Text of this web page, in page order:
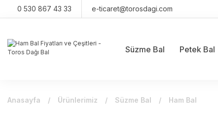
0 530 867 43 33 e-ticaret@torosdagi.com
Süzme Bal Petek Bal
Anasayfa Ürünlerimiz Süzme Bal Ham Bal